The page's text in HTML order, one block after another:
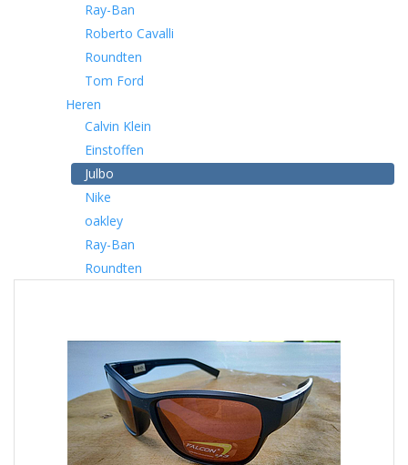
Ray-Ban
Roberto Cavalli
Roundten
Tom Ford
Heren
Calvin Klein
Einstoffen
Julbo
Nike
oakley
Ray-Ban
Roundten